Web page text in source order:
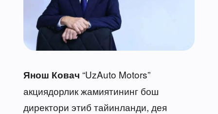
Янош Ковач “UzAuto Motors”
акциядорлик жамиятининг бош
директори этиб тайинланди, дея